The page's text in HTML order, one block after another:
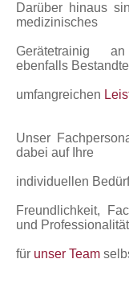
Darüber hinaus
medizinisches
Gerätetrainig
ebenfalls
umfangreichen
Unser
dabei auf Ihre
individuellen
Freundlichkeit,
und
für unser Team